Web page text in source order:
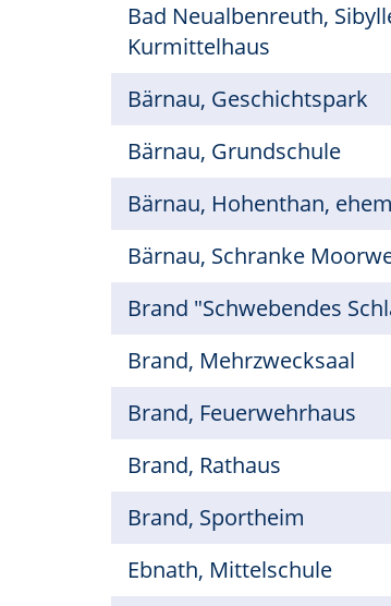
Bad Neualbenreuth,
Kurmittelhaus
Bärnau, Geschichtspark
Bärnau, Grundschule
Bärnau, Hohenthan,
Bärnau, Schranke
Brand "Schwebendes
Brand, Mehrzwecksaal
Brand, Feuerwehrhaus
Brand, Rathaus
Brand, Sportheim
Ebnath, Mittelschule